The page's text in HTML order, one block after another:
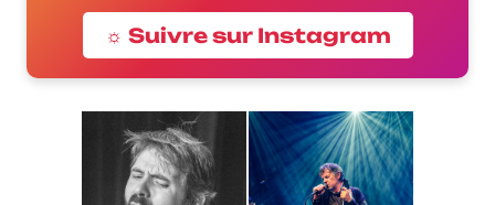
☼ Suivre sur Instagram